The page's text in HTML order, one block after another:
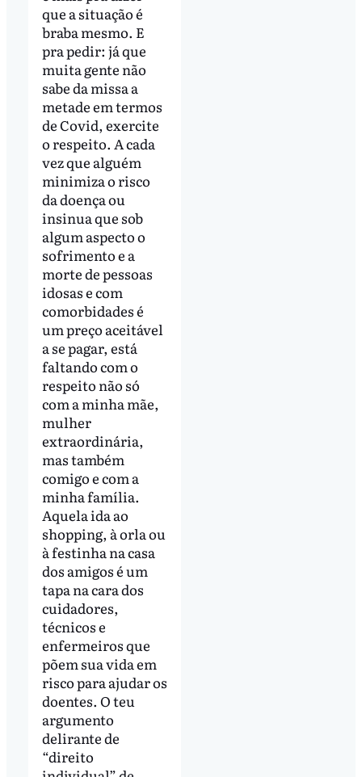
que a situação é
braba mesmo. E
pra pedir: já que
muita gente não
sabe da missa a
metade em termos
de Covid, exercite
o respeito. A cada
vez que alguém
minimiza o risco
da doença ou
insinua que sob
algum aspecto o
sofrimento e a
morte de pessoas
idosas e com
comorbidades é
um preço aceitável
a se pagar, está
faltando com o
respeito não só
com a minha mãe,
mulher
extraordinária,
mas também
comigo e com a
minha família.
Aquela ida ao
shopping, à orla ou
à festinha na casa
dos amigos é um
tapa na cara dos
cuidadores,
técnicos e
enfermeiros que
põem sua vida em
risco para ajudar os
doentes. O teu
argumento
delirante de
“direito